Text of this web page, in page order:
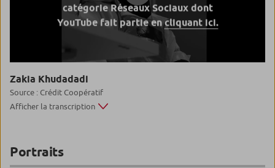
catégorie Réseaux Sociaux dont
YouTube fait partie encliquant ici.
Zakia Khudadadi
Source : Crédit Coopératif
Afficher la transcription
Portraits